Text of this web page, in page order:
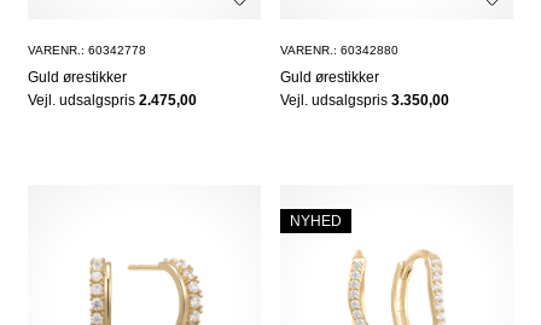
VARENR.: 60342778
Guld ørestikker
Vejl. udsalgspris 2.475,00
VARENR.: 60342880
Guld ørestikker
Vejl. udsalgspris3.350,00
NYHED